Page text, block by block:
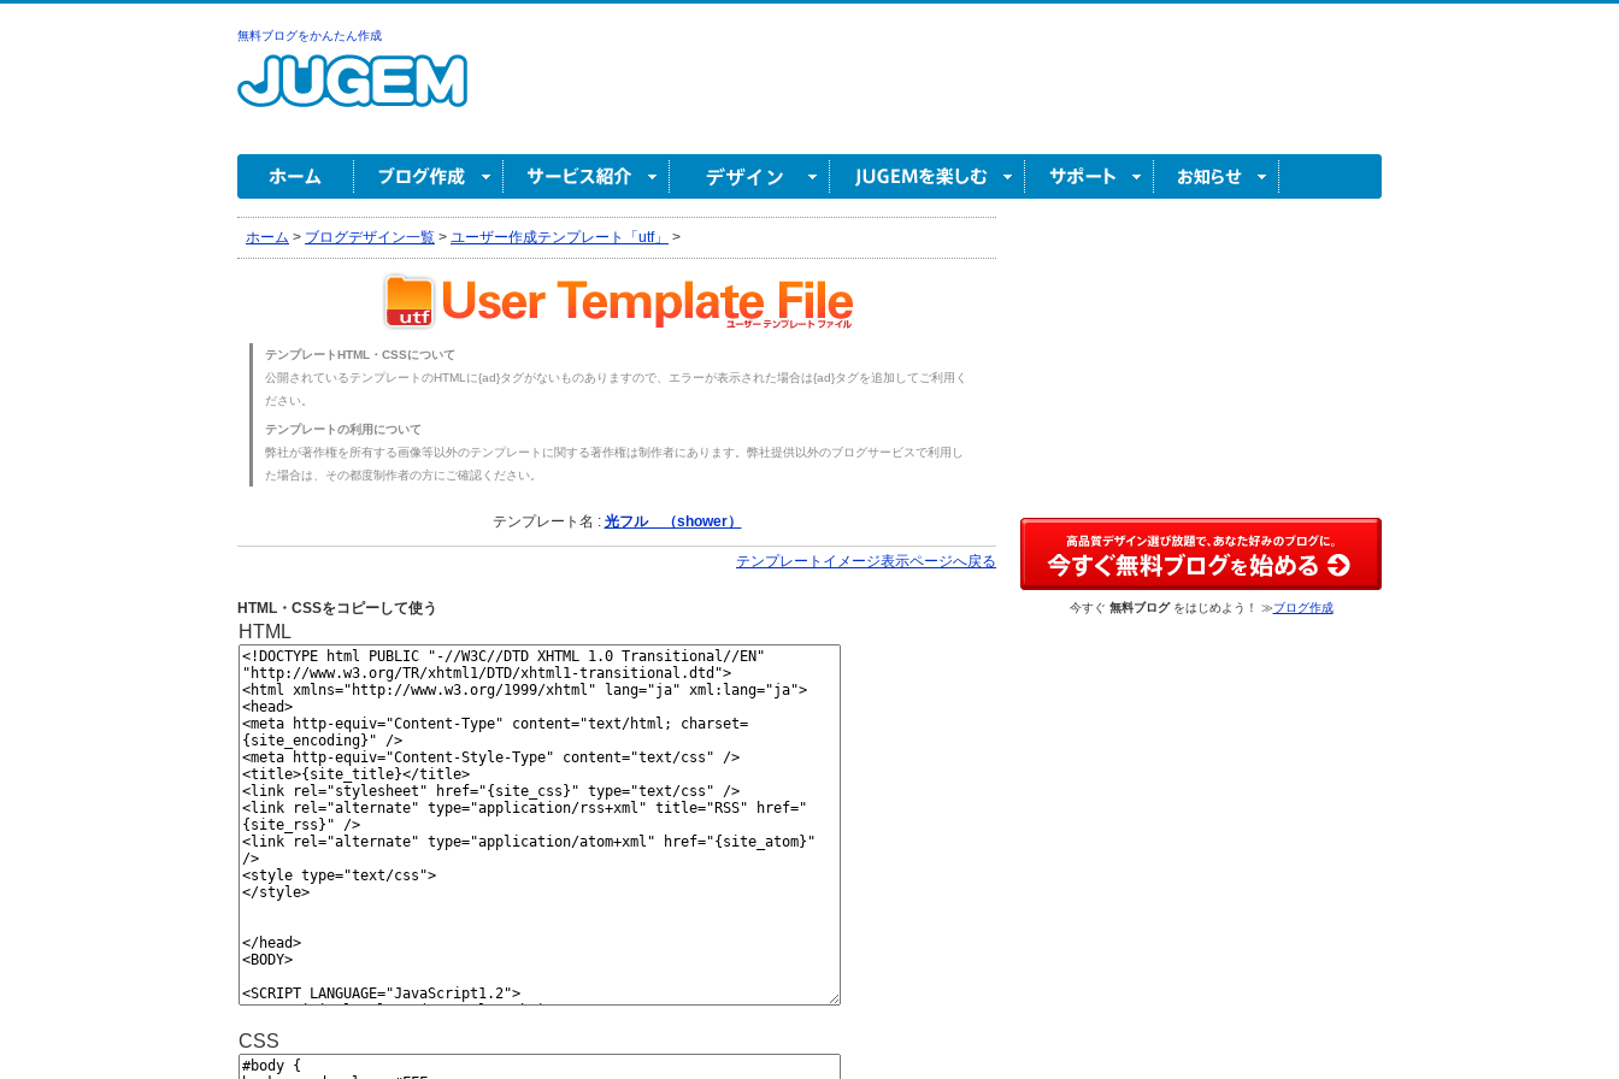
無料ブログをかんたん作成
ホーム > ブログデザイン一覧 > ユーザー作成テンプレート「utf」 >
テンプレートHTML・CSSについて
公開されているテンプレートのHTMLに{ad}タグがないものありますので、エラーが表示された場合は{ad}タグを追加してご利用く
ださい。
テンプレートの利用について
弊社が著作権を所有する画像等以外のテンプレートに関する著作権は制作者にあります。弊社提供以外のブログサービスで利用し
た場合は、その都度制作者の方にご確認ください。
テンプレート名 : 光フル （shower）
テンプレートイメージ表示ページへ戻る
HTML・CSSをコピーして使う
HTML
CSS
今すぐ 無料ブログをはじめよう！ ≫ブログ作成